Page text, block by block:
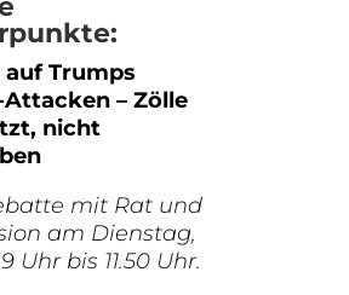
Trumps
– Zölle
nicht
mit Rat und
am Dienstag,
Uhr bis 11.50 Uhr.